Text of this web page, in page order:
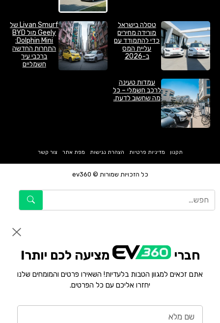
טסלה בישראל
מורידה מחירים
כדי להתמודד עם
עליית המס
ב-2026
Livan Smurf של
Geely מול BYD
Dolphin Mini:
התחרות החדשה
ברכבי עיר
חשמליים
עמדות טעינה
לרכב חשמלי – כל
מה שחשוב לדעת.
כל הזכויות שמורות © ev360
תקנון מדיניות פרטיות הצהרת נגישות מפת אתר צור קשר
חברי מציעה לכם יותר!
אתם זכאים למגוון הטבות בלעדיות! השאירו פרטים והמומחים שלנו
יחזרו אליכם עם כל הפרטים.